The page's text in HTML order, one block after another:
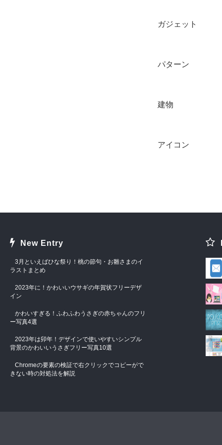
ガジェット
パターン
建物
アイコン
New Entry
3月といえばひな祭り！桃の節句・お雛さまのイ
ラストまとめ
2023年に！かわいいウサギの年賀状フリーデザ
イン
かわいすぎる！ふわふわうさぎの赤ちゃんのフリ
ー写真4選
2023年は卯年！デザインで使いやすいシンプル
背景のかわいいうさぎフリー写真10選
Chromeの要素の検証で右クリックでコピーがで
きない時の対処法を解説